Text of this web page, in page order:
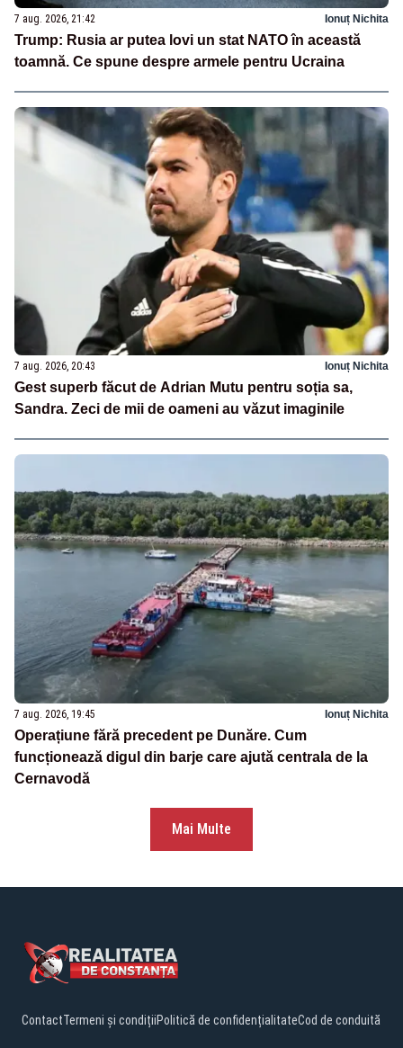
7 aug. 2026, 21:42 Ionuț Nichita
Trump: Rusia ar putea lovi un stat NATO în această
toamnă. Ce spune despre armele pentru Ucraina
7 aug. 2026, 20:43 Ionuț Nichita
Gest superb făcut de Adrian Mutu pentru soția sa,
Sandra. Zeci de mii de oameni au văzut imaginile
7 aug. 2026, 19:45 Ionuț Nichita
Operațiune fără precedent pe Dunăre. Cum
funcționează digul din barje care ajută centrala de la
Cernavodă
Mai Multe
ContactTermeni și condițiiPolitică de confidențialitateCod de conduită